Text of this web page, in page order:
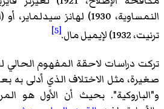
النمساوية، 1930) لهانز
ترنيت، 1932) لإيميل مال.
[5]
تركت دراسات لاحقة المفهوم الحالي
صغيرة، مثل الاختلاف الذي أدلى به
و"الباروكية". بحيث أن الأول هو